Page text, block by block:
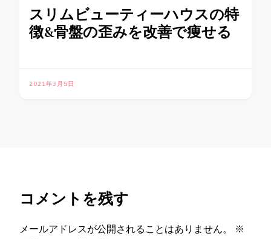
スリムビューティーハウスの特
徴&骨盤の歪みを改善で痩せる
2021年3月5日
コメントを残す
メールアドレスが公開されることはありません。
※